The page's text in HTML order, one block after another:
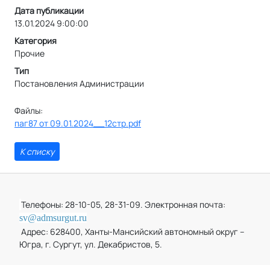
Дата публикации
13.01.2024 9:00:00
Категория
Прочие
Тип
Постановления Администрации
Файлы:
паг87 от 09.01.2024__12стр.pdf
К списку
Телефоны: 28-10-05, 28-31-09. Электронная почта:
sv@admsurgut.ru
Адрес: 628400, Ханты-Мансийский автономный округ –
Югра, г. Сургут, ул. Декабристов, 5.